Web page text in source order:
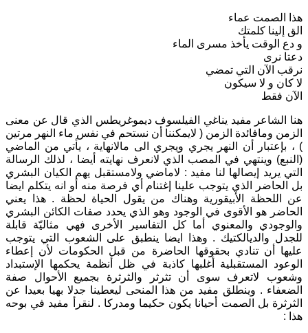
هذا الصمت عماء
الق إلينا كلمتك
و دع الوقت يأخذ مسرى الماء
دعتا نرى
نرقب الآن التي تمضي
لا كان و لا سيكون
اﻵن فقط
هنا الشاعر مفيد يناغي الفيلسوف ديموغريطس الذي قال عن معنى
الزمن ومافائدة الزمن ( لايمكننا أن نستحم في نفس ماء النهر مرتين
) ، بإعتبار أن النهر يجري ويجري الى مالانهاية ، يأتي من الماضي
(النبع) وينتهي في المصب الذي لانعرف نهايته أيضا ، لذلك الرسالة
التي يريد إيصالها لنا مفيد : لاماضي ولامستقبل يهم الكيان البشري
بل الحاضر الذي يتوجب علينا إغتنام أي فرصة منه أو انه يتكلم ايضا
عن اللحظة الأبيقورية وهناك من يقول الحياة لحظة . هذا يعني
الحاضر هو الأقوى في الوجود وهو الذي يحدد صفات الكائن البشري
والوجودي والمعنوي أما كل التفاسير الأخرى فهي مثاليّة قابلة
للجدل والديالكتيك . وهذا ايضا ينطبق على الشعوب التي يتوجب
عليها أن تنادي بحقوقها الحاضرة من قبل الحكومات لأن إعطاء
الوعود المستقبلية أغلبها كاذبة في ظل أنظمة يحكمها الإستبداد
وشعوب لاتعرف سوى أن تثرثر والثرثرة بجميع الأحوال صفة
الضعفاء . وينطلق مفيد من هذا المنحى ليعطينا جدلا بهيا بعيدا عن
الثرثرة بل الصمت أحيانا يكون حكيما ومدركا . لنقرأ مفيد في بوحه
هذا :